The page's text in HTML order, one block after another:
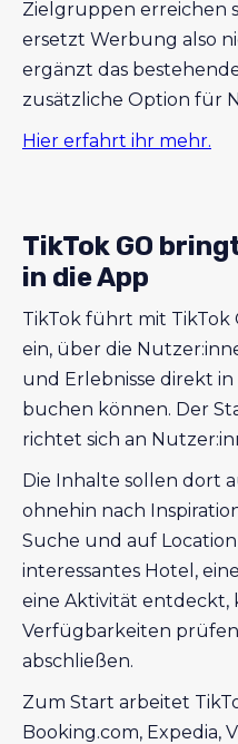
Zielgruppen erreichen
ersetzt Werbung also
ergänzt das
zusätzliche Option für
Hier erfahrt ihr mehr.
TikTok GO
in die App
TikTok führt mit TikTok
ein, über die
und Erlebnisse direkt
buchen können. Der
richtet sich an
Die Inhalte sollen dort
ohnehin nach
Suche und auf Location
interessantes Hotel,
eine Aktivität entdeckt,
Verfügbarkeiten
abschließen.
Zum Start arbeitet
Booking.com, Expedia,